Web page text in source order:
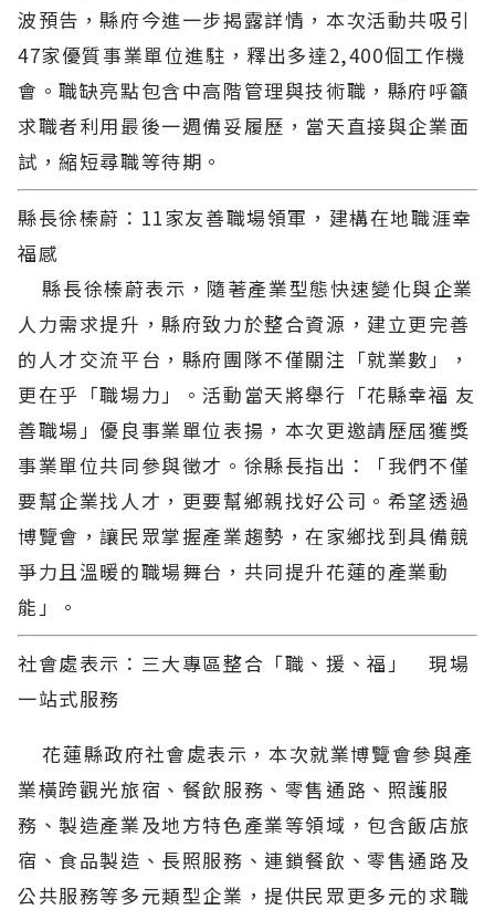
波預告，縣府今進一步揭露詳情，本次活動共吸引
47家優質事業單位進駐，釋出多達2,400個工作機
會。職缺亮點包含中高階管理與技術職，縣府呼籲
求職者利用最後一週備妥履歷，當天直接與企業面
試，縮短尋職等待期。
縣長徐榛蔚：11家友善職場領軍，建構在地職涯幸
福感
縣長徐榛蔚表示，隨著產業型態快速變化與企業
人力需求提升，縣府致力於整合資源，建立更完善
的人才交流平台，縣府團隊不僅關注「就業數」，
更在乎「職場力」。活動當天將舉行「花縣幸福 友
善職場」優良事業單位表揚，本次更邀請歷屆獲獎
事業單位共同參與徵才。徐縣長指出：「我們不僅
要幫企業找人才，更要幫鄉親找好公司。希望透過
博覽會，讓民眾掌握產業趨勢，在家鄉找到具備競
爭力且溫暖的職場舞台，共同提升花蓮的產業動
能」。
社會處表示：三大專區整合「職、援、福」 現場
一站式服務
花蓮縣政府社會處表示，本次就業博覽會參與產
業橫跨觀光旅宿、餐飲服務、零售通路、照護服
務、製造產業及地方特色產業等領域，包含飯店旅
宿、食品製造、長照服務、連鎖餐飲、零售通路及
公共服務等多元類型企業，提供民眾更多元的求職